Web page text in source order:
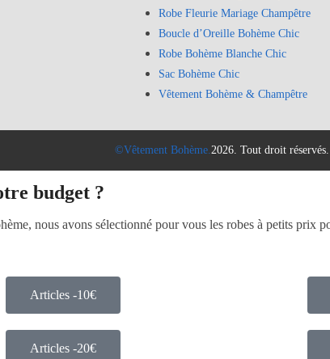
Robe Fleurie Mariage Champêtre
Boucle d’Oreille Bohème Chic
Robe Bohème Blanche Chic
Sac Bohème Chic
Vêtement Bohème & Champêtre
©Vêtement Bohème. 2026. Tout droit réservés.
budget ?
nous avons sélectionné pour vous les robes à petits prix
Articles -10€
Articles -20€